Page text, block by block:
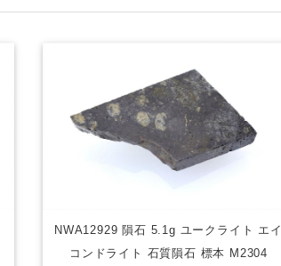
NWA12929 隕石 5.1g ユークライト エイ
コンドライト 石質隕石 標本 M2304